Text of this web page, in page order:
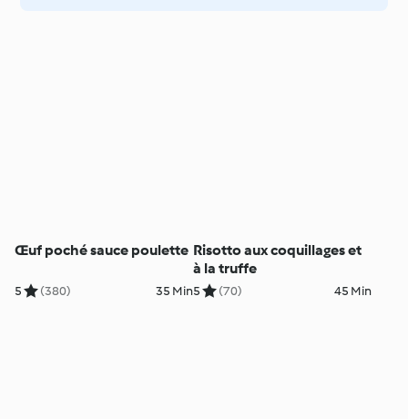
Œuf poché sauce poulette
5 (380) 35 Min
Risotto aux coquillages et
à la truffe
5 (70) 45 Min